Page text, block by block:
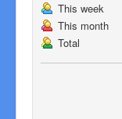
This week
This month
Total